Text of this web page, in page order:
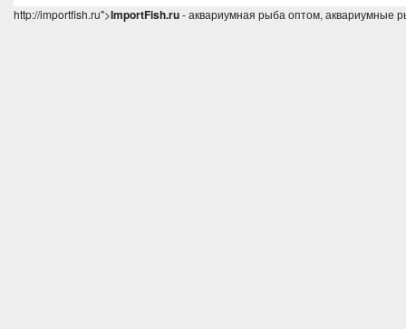
http://importfish.ru">ImportFish.ru- аквариумная рыба оптом, аквариумные